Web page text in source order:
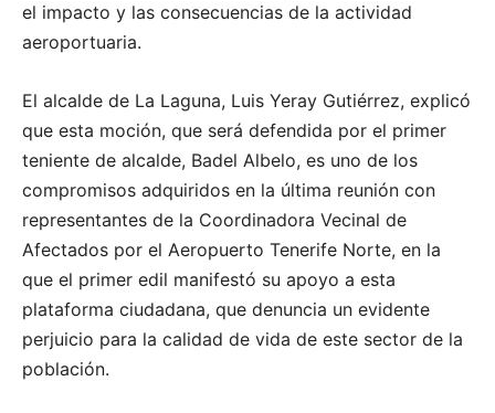
el impacto y las consecuencias de la actividad
aeroportuaria.
El alcalde de La Laguna, Luis Yeray Gutiérrez, explicó
que esta moción, que será defendida por el primer
teniente de alcalde, Badel Albelo, es uno de los
compromisos adquiridos en la última reunión con
representantes de la Coordinadora Vecinal de
Afectados por el Aeropuerto Tenerife Norte, en la
que el primer edil manifestó su apoyo a esta
plataforma ciudadana, que denuncia un evidente
perjuicio para la calidad de vida de este sector de la
población.